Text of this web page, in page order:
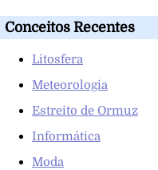
Conceitos Recentes
Litosfera
Meteorologia
Estreito de Ormuz
Informática
Moda